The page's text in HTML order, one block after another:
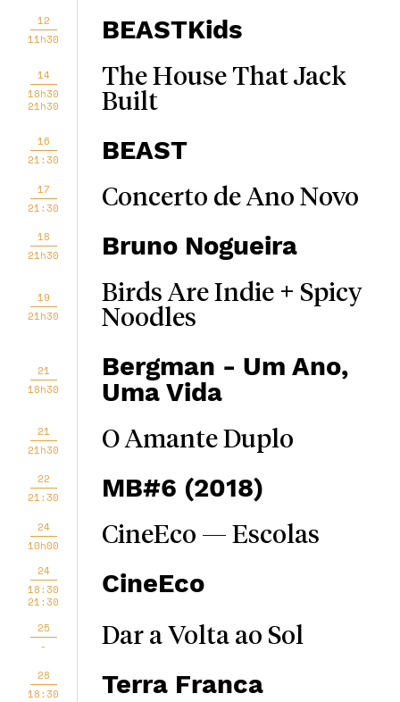
12
11h30
BEASTKids
14
18h30
21h30
The House That Jack
Built
16
21:30
BEAST
17
21:30
Concerto de Ano Novo
18
21h30
Bruno Nogueira
19
21h30
Birds Are Indie + Spicy
Noodles
21
18h30
Bergman - Um Ano,
Uma Vida
21
21h30
O Amante Duplo
22
21:30
MB#6 (2018)
24
10h00
CineEco — Escolas
24
18:30
21:30
CineEco
25
-
Dar a Volta ao Sol
28
18:30
Terra Franca